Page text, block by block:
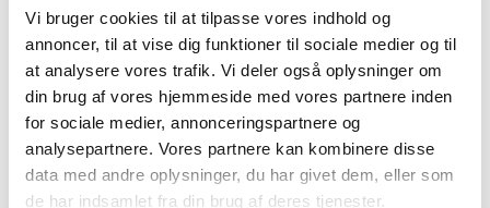
Vi bruger cookies til at tilpasse vores indhold og
annoncer, til at vise dig funktioner til sociale medier og til
at analysere vores trafik. Vi deler også oplysninger om
din brug af vores hjemmeside med vores partnere inden
for sociale medier, annonceringspartnere og
analysepartnere. Vores partnere kan kombinere disse
data med andre oplysninger, du har givet dem, eller som
de har indsamlet fra din brug af deres tjenester.
Farvetemperatur: 4000K
CRI: ≥80
Lysfordeling: Direkte
UGR: ≤22
Effektivitet: 157 lm/W
Lumen: 18530lm
SDCM: ≤3
LED levetid, L70 (h): >100.000 timer